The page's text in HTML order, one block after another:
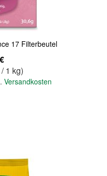
17 Filterbeutel
/ 1 kg)
Versandkosten